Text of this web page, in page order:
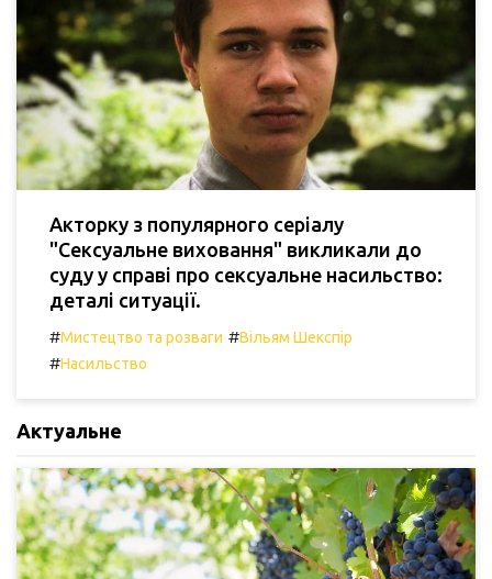
Акторку з популярного серіалу
"Сексуальне виховання" викликали до
суду у справі про сексуальне насильство:
деталі ситуації.
#Мистецтво та розваги #Вільям Шекспір
#Насильство
Актуальне